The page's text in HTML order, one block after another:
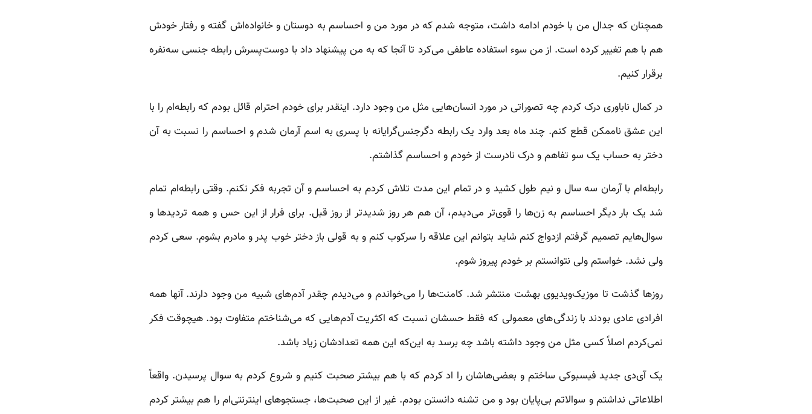
همچنان که جدال من با خودم ادامه داشت، متوجه شدم که در مورد من و احساسم به دوستان و خانواده‌اش گفته و رفتار خودش
هم با هم تغییر کرده است. از من سوء استفاده عاطفی می‌کرد تا آنجا که به من پیشنهاد داد با دوست‌پسرش رابطه جنسی سه‌نفره
برقرار کنیم.
در کمال ناباوری درک کردم چه تصوراتی در مورد انسان‌هایی مثل من وجود دارد. اینقدر برای خودم احترام قائل بودم که رابطه‌ام را با
این عشق ناممکن قطع کنم. چند ماه بعد وارد یک رابطه دگرجنس‌گرایانه با پسری به اسم آرمان شدم و احساسم را نسبت به آن
دختر به حساب یک سو تفاهم و درک نادرست از خودم و احساسم گذاشتم.
رابطه‌ام با آرمان سه سال و نیم طول کشید و در تمام این مدت تلاش کردم به احساسم و آن تجربه فکر نکنم. وقتی رابطه‌ام تمام
شد یک بار دیگر احساسم به زن‌ها را قوی‌تر می‌دیدم، آن هم هر روز شدیدتر از روز قبل. برای فرار از این حس و همه تردیدها و
سوال‌هایم تصمیم گرفتم ازدواج کنم شاید بتوانم این علاقه را سرکوب کنم و به قولی باز دختر خوب پدر و مادرم بشوم. سعی کردم
ولی نشد. خواستم ولی نتوانستم بر خودم پیروز شوم.
روزها گذشت تا موزیک‌ویدیوی بهشت منتشر شد. کامنت‌ها را می‌خواندم و می‌دیدم چقدر آدم‌های شبیه من وجود دارند. آنها همه
افرادی عادی بودند با زندگی‌های معمولی که فقط حسشان نسبت که اکثریت آدم‌هایی که می‌شناختم متفاوت بود. هیچوقت فکر
نمی‌کردم اصلاً کسی مثل من وجود داشته باشد چه برسد به این‌که این همه تعدادشان زیاد باشد.
یک آی‌دی جدید فیسبوکی ساختم و بعضی‌هاشان را اد کردم که با هم بیشتر صحبت کنیم و شروع کردم به سوال پرسیدن. واقعاً
اطلاعاتی نداشتم و سوالاتم بی‌پایان بود و من تشنه دانستن بودم. غیر از این صحبت‌ها، جستجوهای اینترنتی‌ام را هم بیشتر کردم